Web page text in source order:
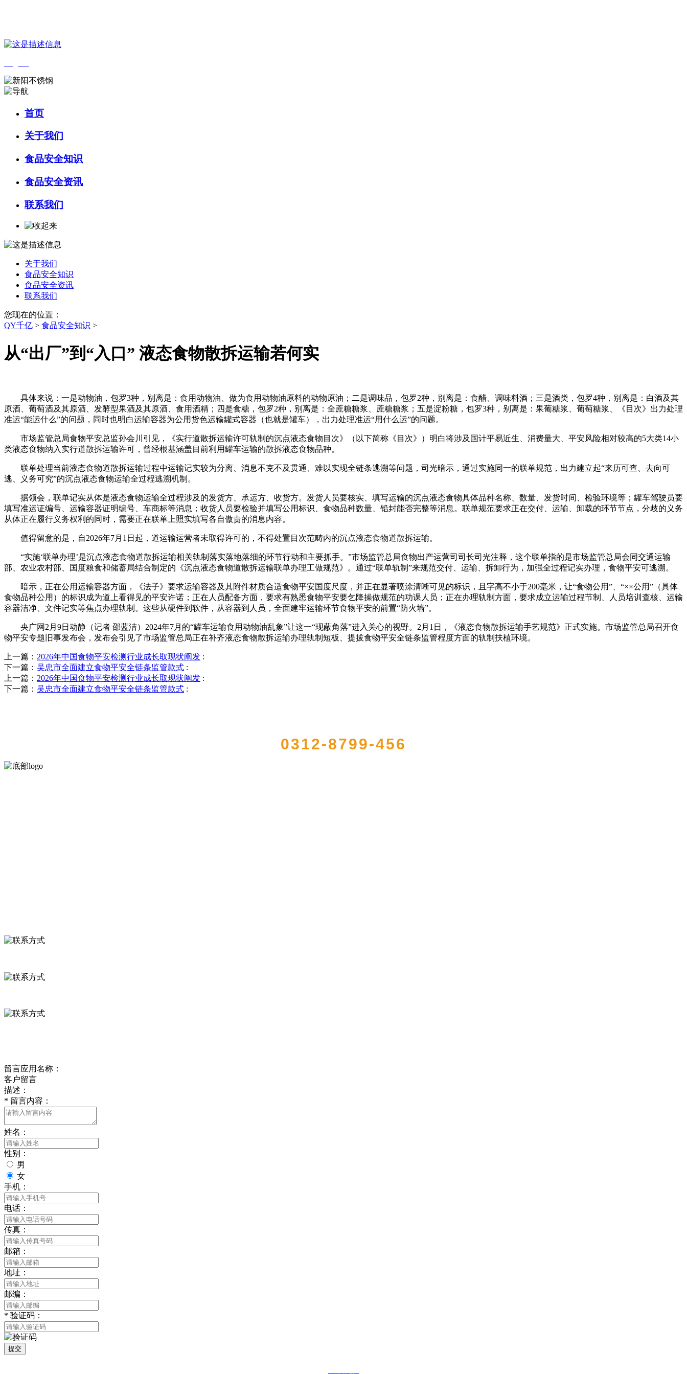
首页
关于我们
食品安全知识
食品安全资讯
联系我们
关于我们
食品安全知识
食品安全资讯
联系我们
您现在的位置：
QY千亿 > 食品安全知识 >
从“出厂”到“入口” 液态食物散拆运输若何实
具体来说：一是动物油，包罗3种，别离是：食用动物油、做为食用动物油原料的动物原油；二是调味品，包罗2种，别离是：食醋、调味料酒；三是酒类，包罗4种，别离是：白酒及其
原酒、葡萄酒及其原酒、发酵型果酒及其原酒、食用酒精；四是食糖，包罗2种，别离是：全蔗糖糖浆、蔗糖糖浆；五是淀粉糖，包罗3种，别离是：果葡糖浆、葡萄糖浆、《目次》出力处理
准运“能运什么”的问题，同时也明白运输容器为公用货色运输罐式容器（也就是罐车），出力处理准运“用什么运”的问题。
市场监管总局食物平安总监孙会川引见，《实行道散拆运输许可轨制的沉点液态食物目次》（以下简称《目次》）明白将涉及国计平易近生、消费量大、平安风险相对较高的5大类14小
类液态食物纳入实行道散拆运输许可，曾经根基涵盖目前利用罐车运输的散拆液态食物品种。
联单处理当前液态食物道散拆运输过程中运输记实较为分离、消息不克不及贯通、难以实现全链条逃溯等问题，司光暗示，通过实施同一的联单规范，出力建立起“来历可查、去向可
逃、义务可究”的沉点液态食物运输全过程逃溯机制。
据领会，联单记实从体是液态食物运输全过程涉及的发货方、承运方、收货方。发货人员要核实、填写运输的沉点液态食物具体品种名称、数量、发货时间、检验环境等；罐车驾驶员要
填写准运证编号、运输容器证明编号、车商标等消息；收货人员要检验并填写公用标识、食物品种数量、铅封能否完整等消息。联单规范要求正在交付、运输、卸载的环节节点，分歧的义务
从体正在履行义务权利的同时，需要正在联单上照实填写各自傲责的消息内容。
值得留意的是，自2026年7月1日起，道运输运营者未取得许可的，不得处置目次范畴内的沉点液态食物道散拆运输。
“实施‘联单办理’是沉点液态食物道散拆运输相关轨制落实落地落细的环节行动和主要抓手。”市场监管总局食物出产运营司司长司光注释，这个联单指的是市场监管总局会同交通运输
部、农业农村部、国度粮食和储蓄局结合制定的《沉点液态食物道散拆运输联单办理工做规范》。通过“联单轨制”来规范交付、运输、拆卸行为，加强全过程记实办理，食物平安可逃溯。
暗示，正在公用运输容器方面，《法子》要求运输容器及其附件材质合适食物平安国度尺度，并正在显著喷涂清晰可见的标识，且字高不小于200毫米，让“食物公用”、“××公用”（具体
食物品种公用）的标识成为道上看得见的平安许诺；正在人员配备方面，要求有熟悉食物平安要乞降操做规范的功课人员；正在办理轨制方面，要求成立运输过程节制、人员培训查核、运输
容器洁净、文件记实等焦点办理轨制。这些从硬件到软件，从容器到人员，全面建牢运输环节食物平安的前置“防火墙”。
央广网2月9日动静（记者 邵蓝洁）2024年7月的“罐车运输食用动物油乱象”让这一“现蔽角落”进入关心的视野。2月1日，《液态食物散拆运输手艺规范》正式实施。市场监管总局召开食
物平安专题旧事发布会，发布会引见了市场监管总局正在补齐液态食物散拆运输办理轨制短板、提拔食物平安全链条监管程度方面的轨制扶植环境。
上一篇： 2026年中国食物平安检测行业成长取现状阐发 :
下一篇： 吴忠市全面建立食物平安全链条监管款式 :
上一篇： 2026年中国食物平安检测行业成长取现状阐发 :
下一篇： 吴忠市全面建立食物平安全链条监管款式 :
0312-8799-456
留言应用名称：
客户留言
描述：
* 留言内容：
姓名：
性别：
男
女
手机：
电话：
传真：
邮箱：
地址：
邮编：
* 验证码：
提交